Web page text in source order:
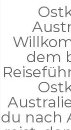
dem
du nach